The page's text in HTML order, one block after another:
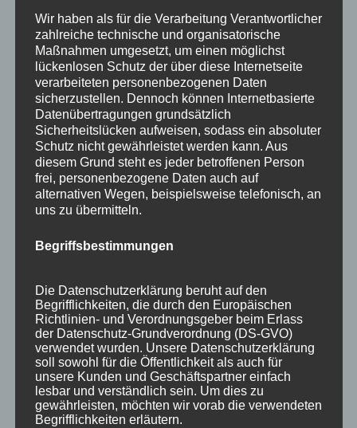
BERGBAHN UNLIMITED
Ausgezeichnet von KAYAK
Wir sind Mitglied bei
Wir haben als für die Verarbeitung Verantwortlicher
zahlreiche technische und organisatorische
Maßnahmen umgesetzt, um einen möglichst
lückenlosen Schutz der über diese Internetseite
verarbeiteten personenbezogenen Daten
sicherzustellen. Dennoch können Internetbasierte
Datenübertragungen grundsätzlich
Sicherheitslücken aufweisen, sodass ein absoluter
Schutz nicht gewährleistet werden kann. Aus
diesem Grund steht es jeder betroffenen Person
frei, personenbezogene Daten auch auf
alternativen Wegen, beispielsweise telefonisch, an
uns zu übermitteln.
Begriffsbestimmungen
Die Datenschutzerklärung beruht auf den
Begrifflichkeiten, die durch den Europäischen
Richtlinien- und Verordnungsgeber beim Erlass
der Datenschutz-Grundverordnung (DS-GVO)
verwendet wurden. Unsere Datenschutzerklärung
soll sowohl für die Öffentlichkeit als auch für
unsere Kunden und Geschäftspartner einfach
lesbar und verständlich sein. Um dies zu
gewährleisten, möchten wir vorab die verwendeten
Begrifflichkeiten erläutern.